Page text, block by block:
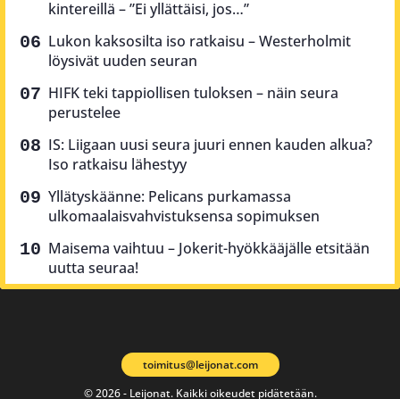
kintereillä – ”Ei yllättäisi, jos…”
Lukon kaksosilta iso ratkaisu – Westerholmit
löysivät uuden seuran
HIFK teki tappiollisen tuloksen – näin seura
perustelee
IS: Liigaan uusi seura juuri ennen kauden alkua?
Iso ratkaisu lähestyy
Yllätyskäänne: Pelicans purkamassa
ulkomaalaisvahvistuksensa sopimuksen
Maisema vaihtuu – Jokerit-hyökkääjälle etsitään
uutta seuraa!
© 2026 - Leijonat. Kaikki oikeudet pidätetään.
toimitus@leijonat.com